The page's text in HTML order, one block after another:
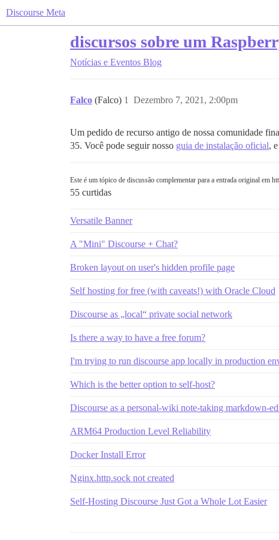
Discourse Meta
discursos sobre um
Notícias e Eventos Blog
Falco (Falco) Dezembro 7, 2021, 2:00pm
1
Um pedido de recurso antigo de nossa comunidade
35. Você pode seguir nosso guia de instalação oficial,
Este é um tópico de discussão complementar para a entrada original
55 curtidas
Versatile Banner
A "Mini" Discourse + Chat?
Broken layout on user's hidden profile page
Self hosting for free (with caveats!) with Oracle Cloud
Discourse as „local“ private social network
Is there a way to have a free forum?
I'm trying to run discourse app locally in production
Which is the better option to self-host?
Discourse as a personal-wiki note-taking markdown-
ARM64 Production Level Reliability
Docker Install Error
Nginx.http.sock not created
Self-Hosting Discourse Just Got a Whole Lot Easier